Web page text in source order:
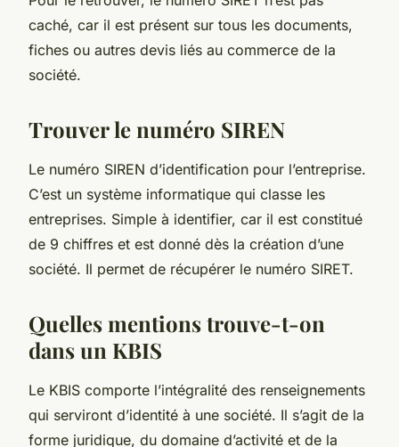
caché, car il est présent sur tous les documents,
fiches ou autres devis liés au commerce de la
société.
Trouver le numéro SIREN
Le numéro SIREN d’identification pour l’entreprise.
C’est un système informatique qui classe les
entreprises. Simple à identifier, car il est constitué
de 9 chiffres et est donné dès la création d’une
société. Il permet de récupérer le numéro SIRET.
Quelles mentions trouve-t-on
dans un KBIS
Le KBIS comporte l’intégralité des renseignements
qui serviront d’identité à une société. Il s’agit de la
forme juridique, du domaine d’activité et de la